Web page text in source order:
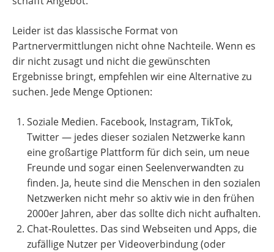
Leider ist das klassische Format von
Partnervermittlungen nicht ohne Nachteile. Wenn es
dir nicht zusagt und nicht die gewünschten
Ergebnisse bringt, empfehlen wir eine Alternative zu
suchen. Jede Menge Optionen:
Soziale Medien. Facebook, Instagram, TikTok,
Twitter — jedes dieser sozialen Netzwerke kann
eine großartige Plattform für dich sein, um neue
Freunde und sogar einen Seelenverwandten zu
finden. Ja, heute sind die Menschen in den sozialen
Netzwerken nicht mehr so aktiv wie in den frühen
2000er Jahren, aber das sollte dich nicht aufhalten.
Chat-Roulettes. Das sind Webseiten und Apps, die
zufällige Nutzer per Videoverbindung (oder